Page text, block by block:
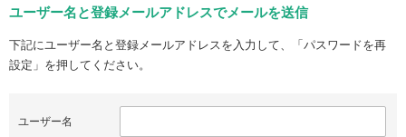
ユーザー名と登録メールアドレスでメールを送信
下記にユーザー名と登録メールアドレスを入力して、「パスワードを再
設定」を押してください。
ユーザー名